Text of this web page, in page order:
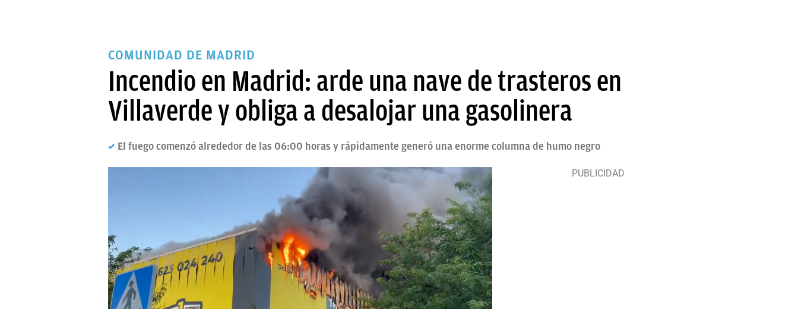
COMUNIDAD DE MADRID
Incendio en Madrid: arde una nave de trasteros en
Villaverde y obliga a desalojar una gasolinera
El fuego comenzó alrededor de las 06:00 horas y rápidamente generó una enorme columna de humo negro